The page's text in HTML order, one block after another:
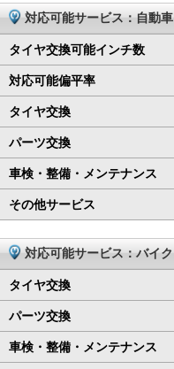
対応可能サービス：自動車
タイヤ交換可能インチ数
対応可能偏平率
タイヤ交換
パーツ交換
車検・整備・メンテナンス
その他サービス
対応可能サービス：バイク
タイヤ交換
パーツ交換
車検・整備・メンテナンス